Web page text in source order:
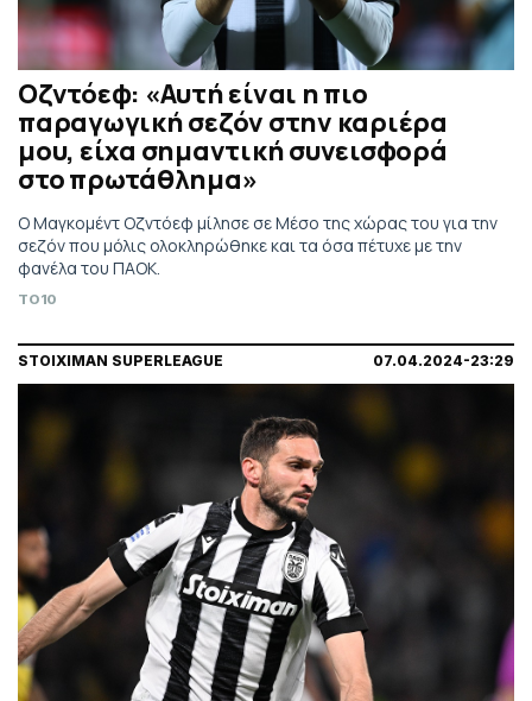
Οζντόεφ: «Αυτή είναι η πιο
παραγωγική σεζόν στην καριέρα
μου, είχα σημαντική συνεισφορά
στο πρωτάθλημα»
Ο Μαγκομέντ Οζντόεφ μίλησε σε Μέσο της χώρας του για την
σεζόν που μόλις ολοκληρώθηκε και τα όσα πέτυχε με την
φανέλα του ΠΑΟΚ.
TO10
STOIXIMAN SUPERLEAGUE 07.04.2024-23:29